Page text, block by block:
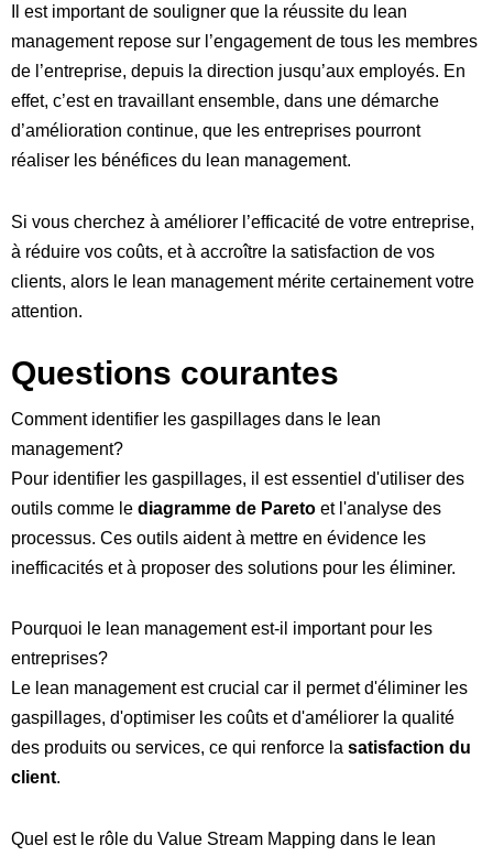
Il est important de souligner que la réussite du lean
management repose sur l’engagement de tous les membres
de l’entreprise, depuis la direction jusqu’aux employés. En
effet, c’est en travaillant ensemble, dans une démarche
d’amélioration continue, que les entreprises pourront
réaliser les bénéfices du lean management.
Si vous cherchez à améliorer l’efficacité de votre entreprise,
à réduire vos coûts, et à accroître la satisfaction de vos
clients, alors le lean management mérite certainement votre
attention.
Questions courantes
Comment identifier les gaspillages dans le lean
management?
Pour identifier les gaspillages, il est essentiel d'utiliser des
outils comme le diagramme de Pareto et l'analyse des
processus. Ces outils aident à mettre en évidence les
inefficacités et à proposer des solutions pour les éliminer.
Pourquoi le lean management est-il important pour les
entreprises?
Le lean management est crucial car il permet d'éliminer les
gaspillages, d'optimiser les coûts et d'améliorer la qualité
des produits ou services, ce qui renforce la satisfaction du
client.
Quel est le rôle du Value Stream Mapping dans le lean